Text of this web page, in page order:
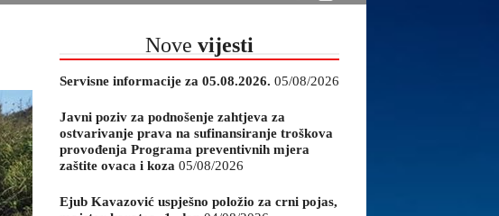
Nove vijesti
Servisne informacije za 05.08.2026. 05/08/2026
Javni poziv za podnošenje zahtjeva za
ostvarivanje prava na sufinansiranje troškova
provođenja Programa preventivnih mjera
zaštite ovaca i koza 05/08/2026
Ejub Kavazović uspješno položio za crni pojas,